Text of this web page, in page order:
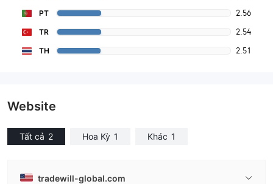
PT 2.56
TR 2.54
TH 2.51
Website
Tất cả 2 Hoa Kỳ 1 Khác 1
tradewill-global.com